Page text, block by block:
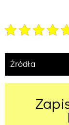
Źródła